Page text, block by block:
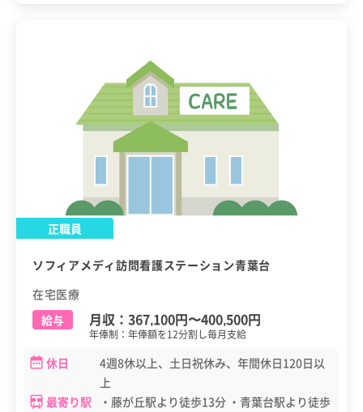
正職員
ソフィアメディ訪問看護ステーション青葉台
在宅医療
給与
月収： 367,100円〜400,500円
年俸制：年俸額を12分割し毎月支給
休日
4週8休以上、土日祝休み、年間休日120日以
上
最寄り駅
・藤が丘駅より徒歩13分 ・青葉台駅より徒歩